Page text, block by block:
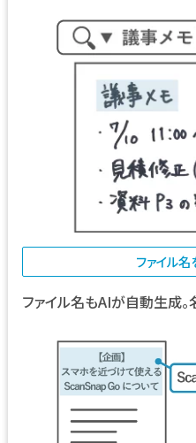
ファイル
ファイル名もAIが自動生成